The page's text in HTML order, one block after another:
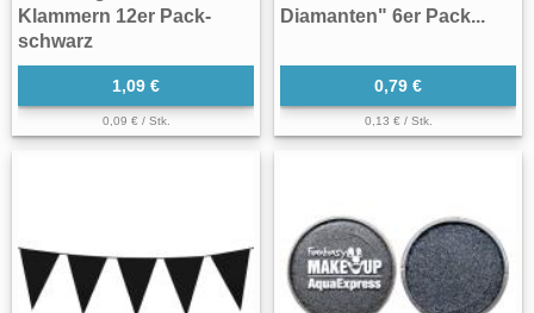
Klammern 12er Pack-
schwarz
1,09 €
0,09 € / Stk.
Diamanten" 6er Pack...
0,79 €
0,13 € / Stk.